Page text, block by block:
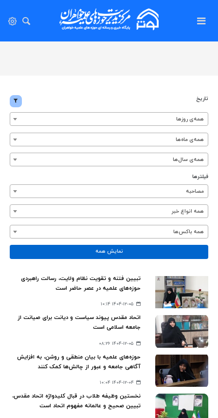
تبیین فتنه و تقویت نظام ولایت، رسالت راهبردی
حوزه‌های علمیه در عصر حاضر است
۱۴۰۴-۱۲-۰۵ ۱۰:۱۴
اتحاد مقدس پیوند سیاست و دیانت برای صیانت از
جامعه اسلامی است
۱۴۰۴-۱۲-۰۵ ۰۸:۲۶
حوزه‌های علمیه با بیان منطقی و روشن، به افزایش
آگاهی جامعه و عبور از چالش‌ها کمک کنند
۱۴۰۴-۱۲-۰۴ ۱۰:۰۴
نخستین وظیفه‌ طلاب در قبال کلیدواژه‌ اتحاد مقدس،
تبیین صحیح و عالمانه‌ مفهوم اتحاد است
تاریخ
همه‌ی روزها
همه‌ی ماه‌ها
همه‌ی سال‌ها
فیلترها
مصاحبه
همه انواع خبر
همه باکس‌ها
نمایش همه